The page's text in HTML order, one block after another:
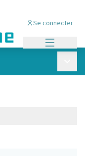
Se connecter